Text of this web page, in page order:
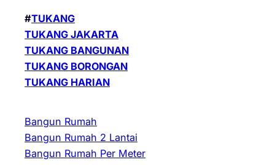
#TUKANG
TUKANG JAKARTA
TUKANG BANGUNAN
TUKANG BORONGAN
TUKANG HARIAN
Bangun Rumah
Bangun Rumah 2 Lantai
Bangun Rumah Per Meter